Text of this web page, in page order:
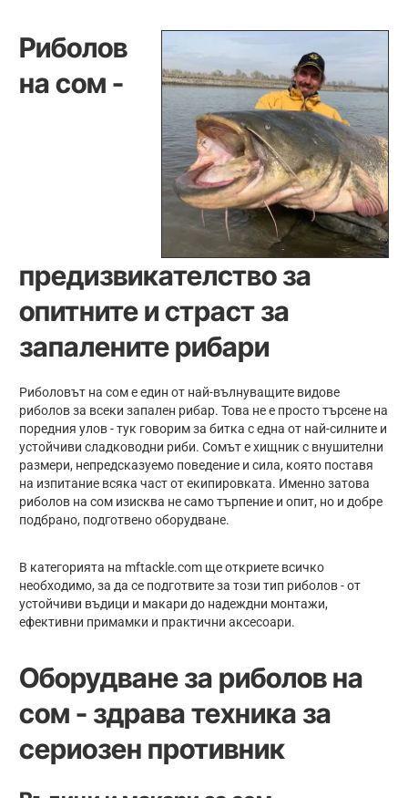
Риболов
на сом -
предизвикателство за
опитните и страст за
запалените рибари
Риболовът на сом е един от най-вълнуващите видове
риболов за всеки запален рибар. Това не е просто търсене на
поредния улов - тук говорим за битка с една от най-силните и
устойчиви сладководни риби. Сомът е хищник с внушителни
размери, непредсказуемо поведение и сила, която поставя
на изпитание всяка част от екипировката. Именно затова
риболов на сом изисква не само търпение и опит, но и добре
подбрано, подготвено оборудване.
В категорията на mftackle.com ще откриете всичко
необходимо, за да се подготвите за този тип риболов - от
устойчиви въдици и макари до надеждни монтажи,
ефективни примамки и практични аксесоари.
Оборудване за риболов на
сом - здрава техника за
сериозен противник